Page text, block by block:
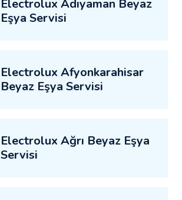
Electrolux Adıyaman Beyaz
Eşya Servisi
Electrolux Afyonkarahisar
Beyaz Eşya Servisi
Electrolux Ağrı Beyaz Eşya
Servisi